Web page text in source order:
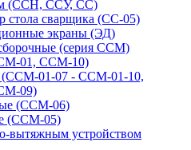
(ССН, ССУ, СС)
стола сварщика (СС-05)
экраны (ЭД)
(серия ССМ)
01, ССМ-10)
(ССМ-01-07 - ССМ-01-10,
09)
(ССМ-06)
(ССМ-05)
вытяжным устройством